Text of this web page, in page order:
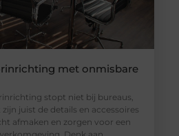
met onmisbare
stopt niet bij bureaus,
juist de details en accessoires
afmaken en zorgen voor een